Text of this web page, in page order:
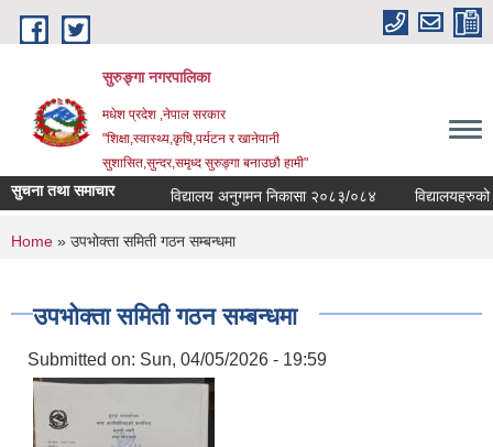
Skip to main content
सुरुङ्‍गा नगरपालिका
मधेश प्रदेश ,नेपाल सरकार
"शिक्षा,स्वास्थ्य,कृषि,पर्यटन र खानेपानी
सुशासित,सुन्दर,समृध्द सुरुङ्गा बनाउछौ हामी"
सुचना तथा समाचार विद्यालय अनुगमन निकासा २०८३/०८४ विद्यालयहरुको
You are here
Home » उपभोक्ता समिती गठन सम्बन्धमा
उपभोक्ता समिती गठन सम्बन्धमा
Submitted on: Sun, 04/05/2026 - 19:59